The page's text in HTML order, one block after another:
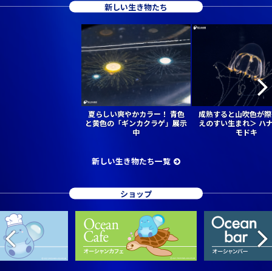
新しい生き物たち
夏らしい爽やかカラー！ 青色
と黄色の「ギンカクラゲ」展示
中
成熟すると山吹色が
えのすい生まれ＞ ハ
モドキ
新しい生き物たち一覧
ショップ